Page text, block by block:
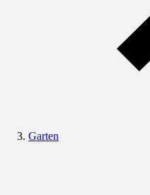
Garten